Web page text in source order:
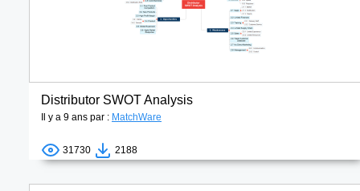
Distributor SWOT Analysis
Il y a 9 ans par : MatchWare
31730 2188